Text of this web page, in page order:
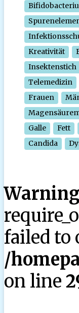
Kreativität
Insektenstich
Telemedizin
Frauen
Galle
Fett
Candida
Warning
failed to
/
on line